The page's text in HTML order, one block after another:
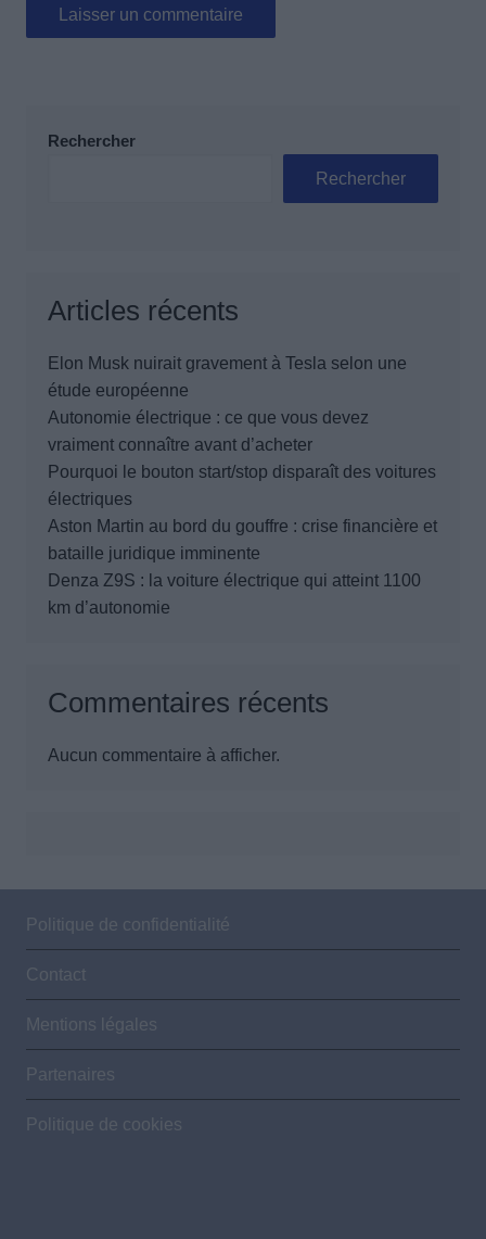
Rechercher
Rechercher
Articles récents
Elon Musk nuirait gravement à Tesla selon une
étude européenne
Autonomie électrique : ce que vous devez
vraiment connaître avant d’acheter
Pourquoi le bouton start/stop disparaît des voitures
électriques
Aston Martin au bord du gouffre : crise financière et
bataille juridique imminente
Denza Z9S : la voiture électrique qui atteint 1100
km d’autonomie
Commentaires récents
Aucun commentaire à afficher.
Politique de confidentialité
Contact
Mentions légales
Partenaires
Politique de cookies